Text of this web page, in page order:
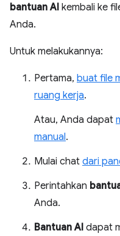
bantuan AI kembali ke
Anda.
Untuk melakukannya:
Pertama, buat file
ruang kerja.
Atau, Anda dapat
manual.
Mulai chat dari
Perintahkan
Anda.
Bantuan AI dapat